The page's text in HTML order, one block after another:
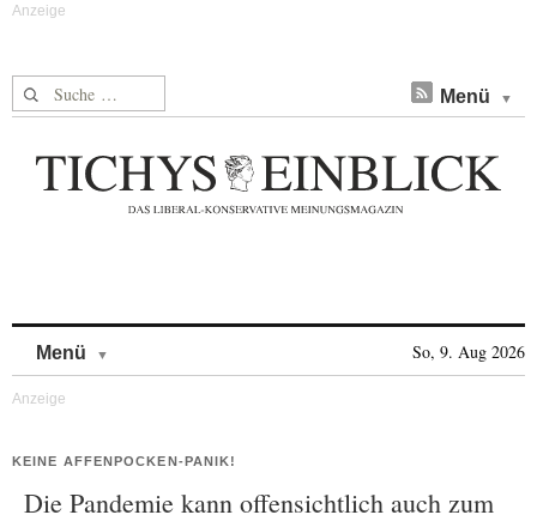
Suche nach: Menü
Menü So, 9. Aug 2026
KEINE AFFENPOCKEN-PANIK!
Die Pandemie kann offensichtlich auch zum